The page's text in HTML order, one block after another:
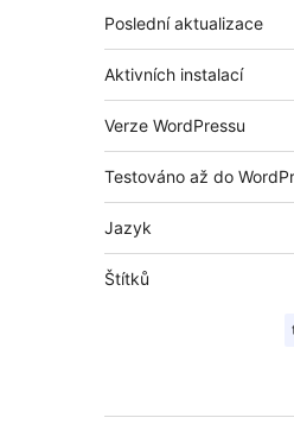
Poslední aktualizace
Aktivních instalací
Verze WordPressu
Testováno až do
Jazyk
Štítků